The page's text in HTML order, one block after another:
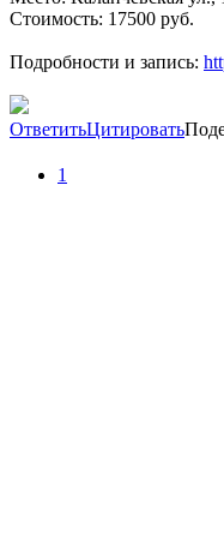
Стоимость: 17500 руб.
Подробности и запись:
ОтветитьЦитировать
1